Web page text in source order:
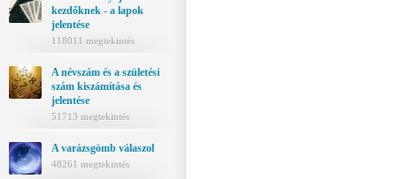
kezdőknek - a lapok
jelentése
118011 megtekintés
A névszám és a születési
szám kiszámítása és
jelentése
51713 megtekintés
A varázsgömb válaszol
48261 megtekintés